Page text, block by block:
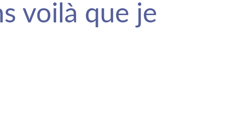
voilà que je